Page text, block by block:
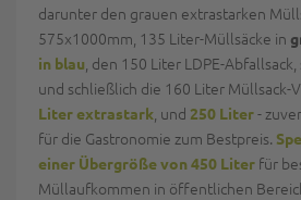
darunter den grauen extrastarken
575x1000mm, 135 Liter-Müllsäcke in
in blau , den 150 Liter LDPE-
und schließlich die 160 Liter Müllsack-
Liter extrastark , und 250 Liter-
für die Gastronomie zum Bestpreis.
einer Übergröße von 450 Liter für
Müllaufkommen in öffentlichen